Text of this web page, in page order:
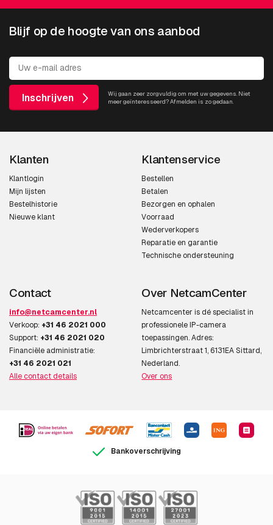
Blijf op de hoogte van ons aanbod
Inschrijven
Wij gaan zeer zorgvuldig om met uw gegevens. Niet
meer geïnteresseerd? Afmelden is zo gedaan.
Klanten
Klantlogin
Mijn lijsten
Bestelhistorie
Nieuwe klant
Klantenservice
Bestellen
Betalen
Bezorgen en ophalen
Voorraad
Wederverkopers
Reparatie en garantie
Technische ondersteuning
Contact
info@netcamcenter.nl
Verkoop: +31 46 2021 000
Support: +31 46 2021 020
Financiële administratie:
+31 46 2021 021
Alle contact details
Over NetcamCenter
Netcamcenter is dé specialist in
professionele IP-camera
toepassingen. Adres:
Limbrichterstraat 1, 6131EA Sittard,
Nederland.
Over ons
Bankoverschrijving